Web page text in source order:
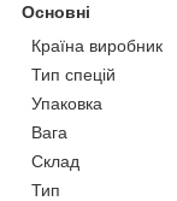
Основні
Країна виробник
Тип спецій
Упаковка
Вага
Склад
Тип